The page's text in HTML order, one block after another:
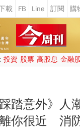
投資 股票 高股息 金融
踏意外》人
你很近 消